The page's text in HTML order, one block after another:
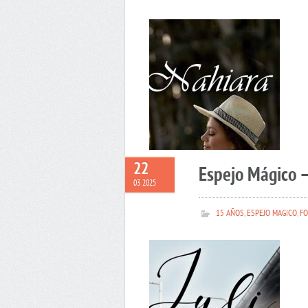
22
03 2025 Espejo Mágico
15 AÑOS,ESPEJO MAGICO,